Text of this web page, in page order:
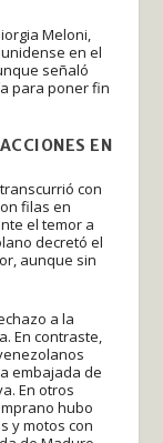
Meloni,
en el
señaló
para poner fin
EN
con
filas en
el temor a
decretó el
aunque sin
a la
En contraste,
embajada de
En otros
hubo
y motos con